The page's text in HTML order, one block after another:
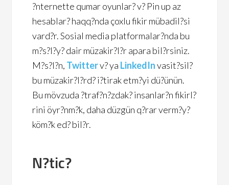
?nternette qumar oyunlar? v? Pin up az
hesablar? haqq?nda çoxlu fikir mübadil?si
vard?r. Sosial media platformalar?nda bu
m?s?l?y? dair müzakir?l?r apara bil?rsiniz.
M?s?l?n, Twitterv? ya LinkedInvasit?sil?
bu müzakir?l?rd? i?tirak etm?yi dü?ünün.
Bu mövzuda ?traf?n?zdak? insanlar?n fikirl?
rini öyr?nm?k, daha düzgün q?rar verm?y?
köm?k ed? bil?r.
N?tic?